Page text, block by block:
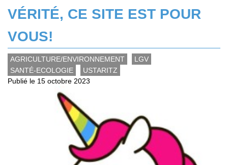
VÉRITÉ, CE SITE EST POUR
VOUS!
AGRICULTURE/ENVIRONNEMENT
LGV
SANTÉ-ECOLOGIE
USTARITZ
Publié le 15 octobre 2023